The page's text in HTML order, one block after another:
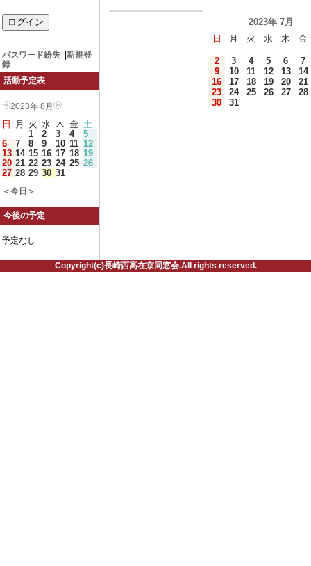
パスワード紛失
新規登
録
活動予定表
2023年 8月
日 月 火 水 木 金 土
1
2 3 4
5
6
7 8 9 10 11 12
13 14 15 16 17 18 19
20 21 22 23 24 25 26
27 28 29 30 31
＜今日＞
今後の予定
予定なし
2023年 7月
日
月 火 水 木 金
2 3 4 5 6
7
9
10 11 12 13
14
16
17 18 19 20
21
23
24 25 26 27
28
30
31
Copyright(c)長崎西高在京同窓会.All rights reserved.